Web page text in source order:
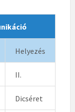
Helyezés
II.
Dicséret